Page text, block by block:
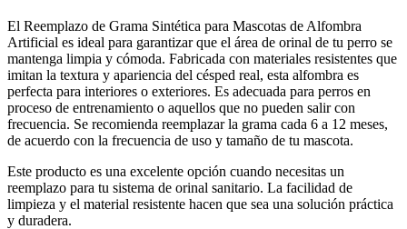
El Reemplazo de Grama Sintética para Mascotas de Alfombra
Artificial es ideal para garantizar que el área de orinal de tu perro se
mantenga limpia y cómoda. Fabricada con materiales resistentes que
imitan la textura y apariencia del césped real, esta alfombra es
perfecta para interiores o exteriores. Es adecuada para perros en
proceso de entrenamiento o aquellos que no pueden salir con
frecuencia. Se recomienda reemplazar la grama cada 6 a 12 meses,
de acuerdo con la frecuencia de uso y tamaño de tu mascota.
Este producto es una excelente opción cuando necesitas un
reemplazo para tu sistema de orinal sanitario. La facilidad de
limpieza y el material resistente hacen que sea una solución práctica
y duradera.